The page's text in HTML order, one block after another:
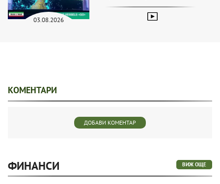
03.08.2026
КОМЕНТАРИ
ДОБАВИ КОМЕНТАР
ФИНАНСИ ВИЖ ОЩЕ